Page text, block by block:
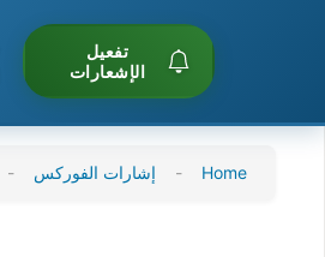
تفعيل
الإشعارات
Home
- إشارات الفوركس -